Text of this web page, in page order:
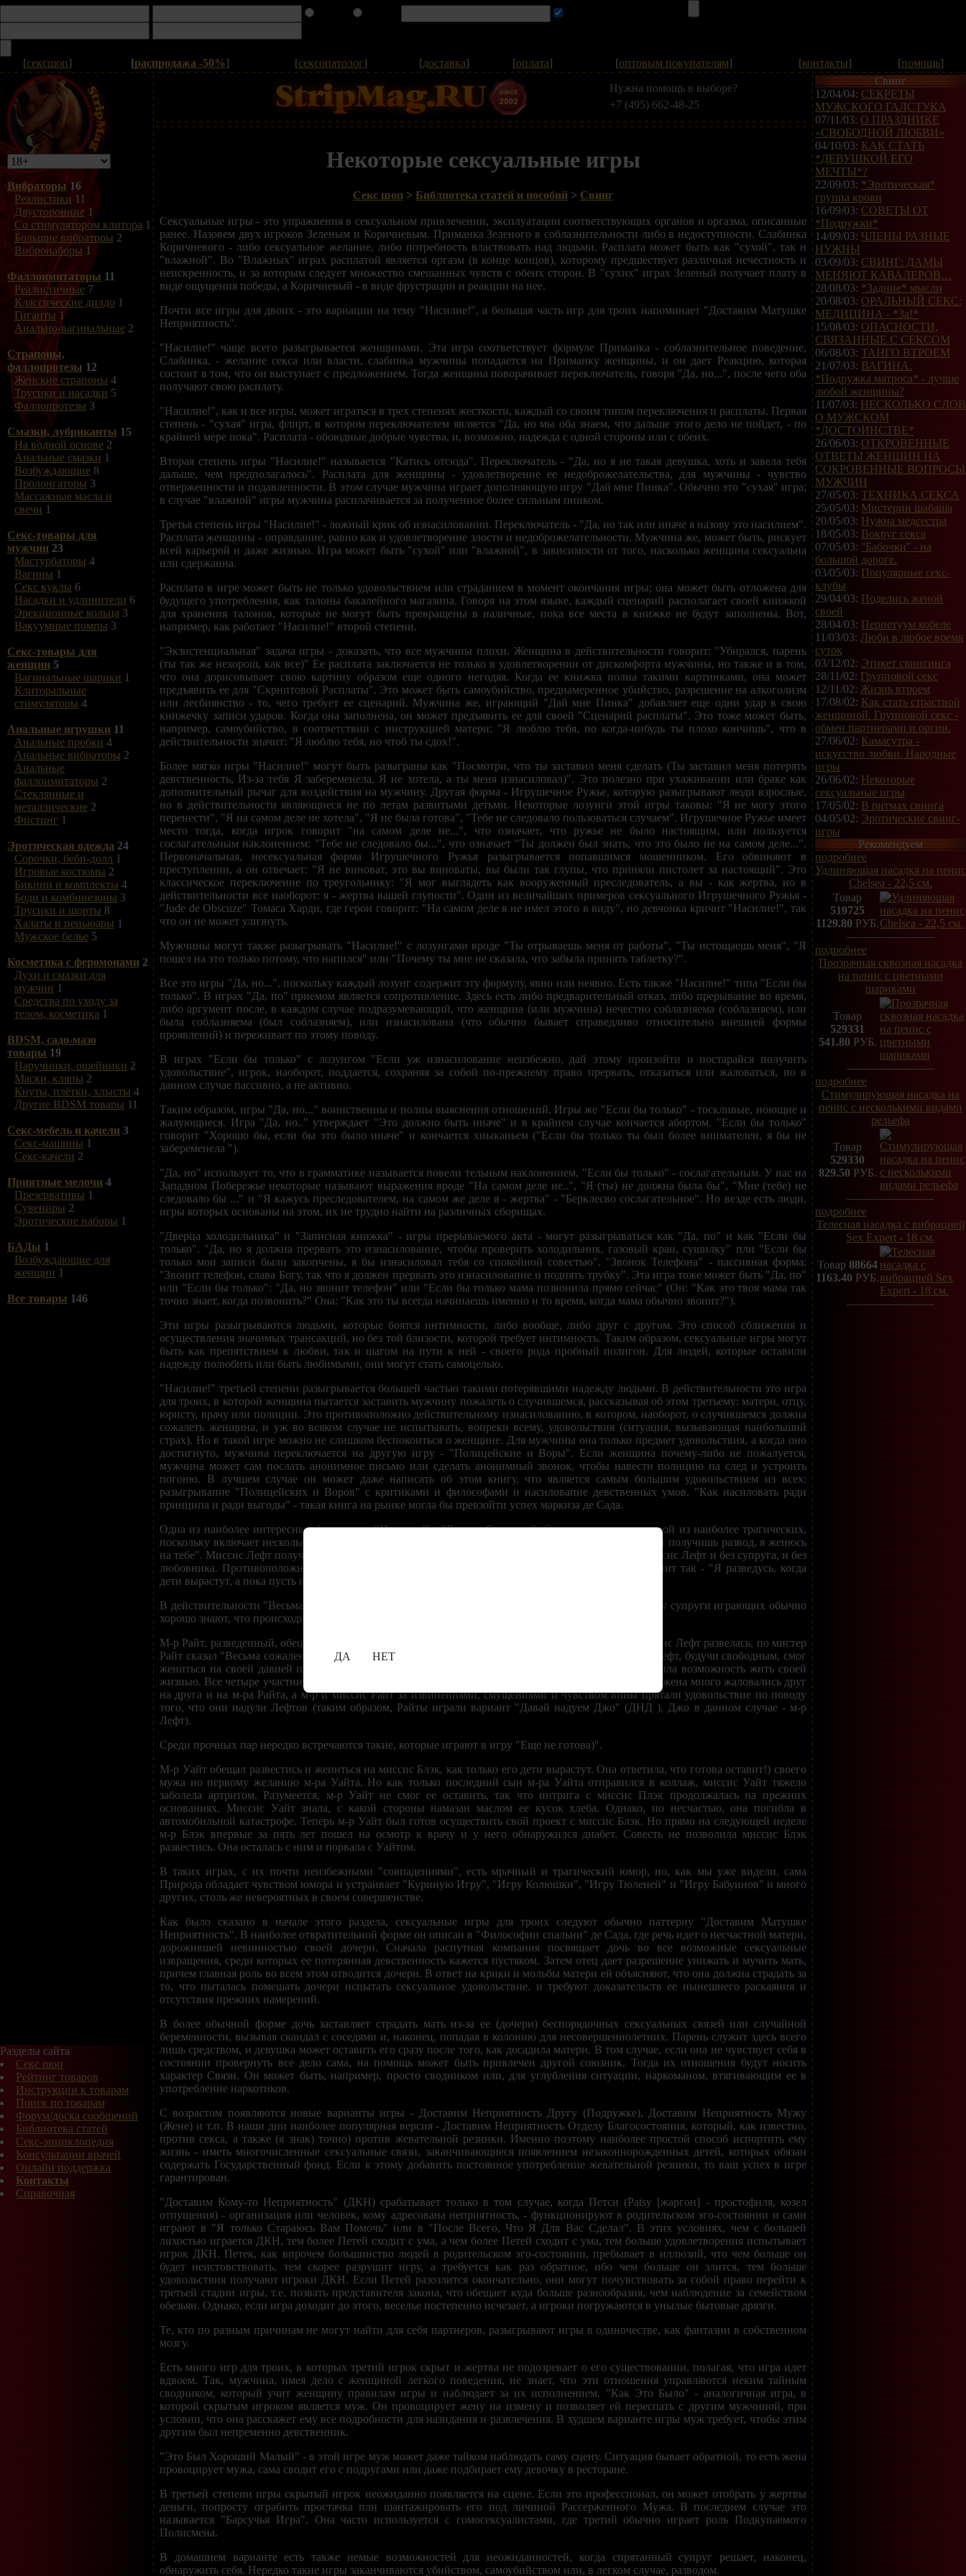
[сексшоп] [распродажа -50%] [сексопатолог] [доставка] [оплата] [оптовым покупателям] [контакты] [помощь]
Вибраторы 16
Реалистики 11
Двусторонние 1
Со стимулятором клитора 1
Большие вибраторы 2
Вибронаборы 1
Фаллоимитаторы 11
Реалистичные 7
Классические дилдо 1
Гиганты 1
Анально-вагинальные 2
Страпоны,
фаллопротезы 12
Женские страпоны 4
Трусики и насадки 5
Фаллопротезы 3
Смазки, лубриканты 15
На водной основе 2
Анальные смазки 1
Возбуждающие 8
Пролонгаторы 3
Массажные масла и
свечи 1
Секс-товары для
мужчин 23
Мастурбаторы 4
Вагины 1
Секс куклы 6
Насадки и удлинители 6
Эрекционные кольца 3
Вакуумные помпы 3
Секс-товары для
женщин 5
Вагинальные шарики 1
Клиторальные
стимуляторы 4
Анальные игрушки 11
Анальные пробки 4
Анальные вибраторы 2
Анальные
фаллоимитаторы 2
Стеклянные и
металлические 2
Фистинг 1
Эротическая одежда 24
Сорочки, беби-долл 1
Игровые костюмы 2
Бикини и комплекты 4
Боди и комбинезоны 3
Трусики и шорты 8
Халаты и пеньюары 1
Мужское белье 5
Косметика с феромонами 2
Духи и смазки для
мужчин 1
Средства по уходу за
телом, косметика 1
BDSM, садо-мазо
товары 19
Наручники, ошейники 2
Маски, кляпы 2
Кнуты, плётки, хлысты 4
Другие BDSM товары 11
Секс-мебель и качели 3
Секс-машины 1
Секс-качели 2
Приятные мелочи 4
Презервативы 1
Сувениры 2
Эротические наборы 1
БАДы 1
Возбуждающие для
женщин 1
Все товары 146
Разделы сайта
Секс шоп
Рейтинг товаров
Инструкции к товарам
Поиск по товарам
Форум/доска сообщений
Библиотека статей
Секс-энциклопедия
Консультации врачей
Онлайн поддержка
Контакты
Справочная
Нужна помощь в выборе?
+7 (495) 662-48-25
Некоторые сексуальные игры
Секс шоп > Библиотека статей и пособий > Свинг
Сексуальные игры - это упражнения в сексуальном привлечении, эксплуатации соответствующих органов и оргазма, описанные
ранее. Назовем двух игроков Зеленым и Коричневым. Приманка Зеленого в соблазнительности либо в недоступности. Слабинка
Коричневого - либо сексуальное желание, либо потребность властвовать над людьми. Расплата может быть как "сухой", так н
"влажной". Во "Влажных" играх расплатой является оргазм (в конце концов), которому предшествует различная нечестность н
неискренность, и за которым следует множество смешанных чувств с обеих сторон. В "сухих" играх Зеленый получает плату в
виде ощущения победы, а Коричневый - в виде фрустрацин и реакции на нее.
Почти все игры для двоих - это вариации на тему "Насилие!", а большая часть игр для троих напоминает "Доставим Матушке
Неприятность".
"Насилие!" чаще всего разыгрывается женщинами. Эта игра соответствует формуле Приманка - соблазнительное поведение,
Слабинка. - желание секса или власти, слабинка мужчины попадается на Приманку женщины, и он дает Реакцию, которая
состоит в том, что он выступает с предложением. Тогда женщина поворачивает переключатель, говоря "Да, но...", после чего оба
получают свою расплату.
"Насилие!", как и все игры, может играться в трех степенях жесткости, каждый со своим типом переключения и расплаты. Первая
степень - "сухая" игра, флирт, в котором переключателем является "Да, но мы оба знаем, что дальше этого дело не пойдет, - по
крайней мере пока". Расплата - обоюдные добрые чувства, и, возможно, надежда с одной стороны или с обеих.
Вторая степень игры "Насилие!" называется "Катись отсюда". Переключатель - "Да, но я не такая девушка, хоть и завела тебя
дальше, чем предполагалось". Расплата для женщины - удовлетворение ее недоброжелательства, для мужчины - чувство
отверженности и подавленности. В этом случае мужчина играет дополняющую игру "Дай мне Пинка". Обычно это "сухая" игра;
в случае "влажной" игры мужчина расплачивается за полученное более сильным пинком.
Третья степень игры "Насилие!" - ложный крик об изнасиловании. Переключатель - "Да, но так или иначе я назову это насилием".
Расплата женщины - оправдание, равно как и удовлетворение злости и недоброжелательности. Мужчина же, может быть, рискует
всей карьерой н даже жизнью. Игра может быть "сухой" или "влажной", в зависимости от того, насколько женщина сексуальна
или сдержанна.
Расплата в игре может быть не только удовольствием или страданием в момент окончания игры; она может быть отложена для
будущего употребления, как талоны бакалейного магазина. Говоря на этом языке, каждый сценарий располагает своей книжкой
для хранения талонов, которые не могут быть превращены в наличные, пока все места в книжке не будут заполнены. Вот,
например, как работает "Насилие!" второй степени.
"Экзистенциальная" задача игры - доказать, что все мужчины плохи. Женщина в действительности говорит: "Убирался, парень
(ты так же нехорош, как все)" Ее расплата заключается не только в удовлетворении от дискомфорта мужчины, но также и в том,
что она дорисовывает свою картину образом еще одного негодяя. Когда ее книжка полна такими картинками, она может
предъявить ее для "Скрнптовой Расплаты". Это может быть самоубийство, преднамеренное убийство, разрешение на алкоголизм
или лесбиянство - то, чего требует ее сценарий. Мужчина же, играющий "Дай мне Пинка" добавляет еще одни удар в свою
книжечку записи ударов. Когда она заполнена, он может предъявить ее для своей "Сценарий расплаты". Это тоже может быть,
например, самоубийство, в соответствии с инструкцией матери: "Я люблю тебя, по когда-нибудь ты плохо кончишь", что в
действительности значит: "Я люблю тебя, но чтоб ты сдох!".
Более мягко игры "Насилие!" могут быть разыграны как "Посмотри, что ты заставил меня сделать (Ты заставил меня потерять
девственность, Из-за тебя Я забеременела, Я не хотела, а ты меня изнасиловал)". Это полезно при ухаживании или браке как
дополнительный рычаг для воздействия на мужчину. Другая форма - Игрушечное Ружье, которую разыгрывают люди взрослые,
но в действительности являющиеся не по летам развитыми детьми. Некоторые лозунги этой игры таковы: "Я не могу этого
перенести", "Я на самом деле не хотела", "Я не была готова", "Тебе не следовало пользоваться случаем". Игрушечное Ружье имеет
место тогда, когда игрок говорит "на самом деле не...", что означает, что ружье не было настоящим, или пользуется
сослагательным наклонением: "Тебе не следовало бы...", что означает "Ты должен был знать, что это было не на самом деле...".
Первоначальная, несексуальная форма Игрушечного Ружья разыгрывается попавшимся мошенником. Его обвиняют в
преступлении, а он отвечает: "Я не виноват, это вы виноваты, вы были так глупы, что приняли пистолет за настоящий". Это
классическое переключение по треугольнику: "Я мог выглядеть как вооруженный преследователь, а вы - как жертва, но в
действительности все наоборот: я - жертва вашей глупости". Один из величайших примеров сексуального Игрушечного Ружья -
"Jude de Obscuze" Томаса Хардн, где герои говорит: "На самом деле я не имел этого в виду", но девчонка кричит "Насилие!", так
что он не может улизнуть.
Мужчины могут также разыгрывать "Насилие!" с лозунгами вроде "Ты отрываешь меня от работы", "Ты истощаешь меня", "Я
пошел на это только потому, что напился" или "Почему ты мне не сказала, что забыла принять таблетку?".
Все это игры "Да, но...", поскольку каждый лозунг содержит эту формулу, явно или неявно. Есть также "Насилие!" типа "Если бы
только". В играх "Да, по" приемом является сопротивление. Здесь есть либо предварительный отказ, либо прерывание во время,
либо аргумент после, в каждом случае подразумевающий, что женщина (или мужчина) нечестно соблазняема (соблазняем), или
была соблазняема (был соблазняем), или изнасилована (что обычно бывает справедливо относительно внешней формы
проявлений) и переживает по этому поводу.
В играх "Если бы только" с лозунгом "Если уж изнасилование неизбежно, дай этому произойти и постарайся получить
удовольствие", игрок, наоборот, поддается, сохраняя за собой по-прежнему право прервать, отказаться или жаловаться, по в
данном случае пассивно, а не активно.
Таким образом, игры "Да, но..." воинственны и полны выяснения отношений. Игры же "Если бы только" - тоскливые, ноющие и
жалующиеся. Игра "Да, но.." утверждает "Это должно быть иначе" и в крайнем случае кончается абортом. "Если бы только"
говорит "Хорошо бы, если бы это было иначе" и кончается хныканьем ("Если бы только ты был более внимателен, я бы не
забеременела ").
"Да, но" использует то, что в грамматике называется повели тельным наклонением, "Если бы только" - сослагательным. У нас на
Западном Побережье некоторые называют выражения вроде "На самом деле не..", "Я (ты) не должна была бы", "Мне (тебе) не
следовало бы ..." и "Я кажусь преследователем, на самом же деле я - жертва" - "Берклесво сослагательное". Но везде есть люди,
игры которых основаны на этом, их не трудно найти на различных сборищах.
"Дверца холодильника" и "Записная книжка" - игры прерываемого акта - могут разыгрываться как "Да, по" и как "Если бы
только". "Да, но я должна прервать это изнасилование, чтобы проверить холодильник, газовый кран, сушилку" пли "Если бы
только мои записи были закопчены, я бы изнасиловал тебя со спокойной совестью". "Звонок Телефона" - пассивная форма:
"Звонит телефон, слава Богу, так что я должен прервать это изнасилование и поднять трубку". Эта игра тоже может быть "Да, по"
или "Если бы только": "Да, но звонит телефон" или "Если бы только мама позвонила прямо сейчас" (Он: "Как это твоя мама так
точно знает, когда позвонить?" Она: "Как это ты всегда начинаешь именно и то время, когда мама обычно звонит?").
Эти игры разыгрываются людьми, которые боятся интимности, либо вообще, либо друг с другом. Это способ сближения и
осуществления значимых трансакций, но без той близости, которой требует интимность. Таким образом, сексуальные игры могут
быть как препятствием к любви, так и шагом на пути к ней - своего рода пробный полигон. Для людей, которые оставили
надежду полюбить или быть любимыми, они могут стать самоцелью.
"Насилие!" третьей степени разыгрывается большей частью такими потерявшими надежду людьми. В действительности это игра
для троих, в которой женщина пытается заставить мужчину пожалеть о случившемся, рассказывая об этом третьему: матери, отцу,
юристу, врачу или полиции. Это противоположно действительному изнасилованию, в котором, наоборот, о случившемся должна
сожалеть женщина, и уж во всяком случае не испытывать, вопреки всему, удовольствия (ситуация, вызывающая наибольший
страх). Но в такой игре можно не слишком беспокоиться о женщине. Для мужчины она только предмет удовольствия, а когда оно
достигнуто, мужчина переключается на другую игру - "Полицейские и Воры". Если женщина почему-либо не пожалуется,
мужчина может сам послать анонимное письмо или сделать анонимный звонок, чтобы навести полицию па след и устроить
погоню. В лучшем случае он может даже написать об этом книгу, что является самым большим удовольствием из всех:
разыгрывапие "Полицейских и Воров" с критиками и философами и насиловапне девственных умов. "Как насиловать ради
принципа и ради выгоды" - такая книга на рынке могла бы превзойти успех маркиза де Сада.
Одна из наиболее интересных форм игры "Насилие!" - "Весьма Сожалею". Она является также одной из наиболее трагических,
поскольку включает нескольких людей, и часто - детей. Мистер Райт говорит миссис Лефт: "Если ты получишь развод, я женюсь
на тебе". Миссис Лефт получает развод, и мистер Райт говорит: "Извини, я передумал", оставляя миссис Лефт и без супруга, и без
любовника. Противоположностью является игра "Еще не готова)", типичный лозунг, который звучит так - "Я разведусь, когда
дети вырастут, а пока пусть все будет так как есть".
В действительности "Весьма сожалею" и "Еще не готока)" - игры для троих или четверых, поскольку супруги играющих обычно
хорошо знают, что происходит. Вот пример.
М-р Райт, разведенный, обещал миссис Лефт, что он женится на ней, если она получит развод. Миссис Лефт развелась, по мистер
Райт сказал "Весьма сожалею" и вскоре вновь женился на своей прежней жене. Тем временем м-р Лефт, будучи свободным, смог
жениться на своей давней приятельнице. Миссис Лефт которая вообще не любила мужчин, получила возможность жить своей
жизнью. Все четыре участника извлекли из ситуации максимум возможного: м-р Лефт и его бывшая жена много жаловались друг
на друга и на м-ра Райта, а м-р и миссис Райт за извинениями, смущениями и чувством вины прятали удовольствие по поводу
того, что они надули Лефтов (таким образом, Райты играли вариант "Давай надуем Джо" (ДНД ), Джо в данном случае - м-р
Лефт).
Среди прочных пар нередко встречаются такие, которые играют в игру "Еще не готова)".
М-р Уайт обещал развестись и жениться на миссис Блэк, как только его дети вырастут. Она ответила, что готова оставит!) своего
мужа но первому желанию м-ра Уайта. Но как только последний сын м-ра Уайта отправился в коллаж, миссис Уайт тяжело
заболела артритом. Разумеется, м-р Уайт не смог ее оставить, так что интрига с миссис Плэк продолжалась на прежних
основаниях. Миссис Уайт знала, с какой стороны намазан маслом ее кусок хлеба. Однако, по несчастью, она погибла в
автомобильной катастрофе. Теперь м-р Уайт был готов осуществить свой проект с миссис Блэк. Но прямо на следующей неделе
м-р Блэк впервые за пять лет пошел на осмотр к врачу и у него обнаружился диабет. Совесть не позволила миссис Блэк
развестись. Она осталась с ним и порвала с Уайтом.
В таких играх, с их почти неизбежными "совпадениями", есть мрачный и трагический юмор, но, как мы уже видели, сама
Природа обладает чувством юмора и устраивает "Куриную Игру", "Игру Колюшки", "Игру Тюленей" и "Игру Бабуинов" и много
других, столь же невероятных в своем совершенстве.
Как было сказано в начале этого раздела, сексуальные игры для троих следуют обычно паттерну "Доставим Матушке
Неприятность". В наиболее отвратительной форме он описан в "Философии спальни" де Сада, где речь идет о несчастной матери,
дорожившей невинностью своей дочери. Сначала распутная компания посвящает дочь во все возможные сексуальные
извращения, среди которых ее потерянная девственность кажется пустяком. Затем отец дает разрешение унижать и мучить мать,
причем главная роль во всем этом отводится дочери. В ответ на крики и мольбы матери ей объясняют, что она должна страдать за
то, что пыталась помешать дочери испытать сексуальное удовольствие. и требуют доказательств ее нынешнего раскаяния и
отсутствия прежних намерений.
В более обычной форме дочь заставляет страдать мать из-за ее (дочери) беспорядочных сексуальных связей или случайной
беременности, вызывая скандал с соседями и, наконец, попадая в колонию для несовершеннолетних. Парень служит здесь всего
лишь средством, и девушка может оставить его сразу после того, как досадила матери. В том случае, если она не чувствует себя в
состоянии провернуть все дело сама, на помощь может быть привлечен другой союзник. Тогда их отношения будут носить
характер Связи. Он может быть, например, просто сводником или, для углубления ситуации, наркоманом, втягивающим ее в
употребление наркотиков.
С возрастом появляются новые варианты игры - Доставим Неприятность Другу (Подружке), Доставим Неприятность Мужу
(Жене) и т.п. В наши дни наиболее популярная версия - Доставим Неприятность Отделу Благосостояния, который, как известно,
против секса, а также (я знак) точно) против жевательной резинки. Именно поэтому наиболее простой способ испортить ему
жизнь - иметь многочисленные сексуальные связи, заканчивающиеся появлением незаконнорожденных детей, которых обязан
содержать Государственный фонд. Если к этому добавить постоянное употребление жевательной резинки, то ваш успех в игре
гарантирован.
"Доставим Кому-то Неприятность" (ДКН) срабатывает только в том случае, когда Петси (Patsy [жаргон] - простофиля, козел
отпущения) - организация или человек, кому адресована неприятность, - функционируют в родительском эго-состоянии и сами
играют в "Я только Стараюсь Вам Помочь" или в "После Всего, Что Я Для Вас Сделал". В этих условиях, чем с большей
лихостью играется ДКН, тем более Петей сходит с ума, а чем более Петей сходит с ума, тем больше удовлетворения испытывает
игрок ДКН. Петек, как впрочем большинство людей в родительском эго-состоянии, пребывает в иллюзий, что чем больше он
будет неистовствовать, тем скорее разрушит игру, а требуется как раз обратное, ибо чем больше он злится, тем больше
удовольствия получают игроки ДКН. Если Петей разозлится окончательно, они могут почувствовать за собой право перейти к
третьей стадии игры, т.е. позвать представителя закона, что обещает куда больше разнообразия, чем наблюдение за семейством
обезьян. Однако, если игра доходит до этого, веселье постепенно исчезает, а игроки погружаются в унылые бытовые дрязги.
Те, кто по разным причинам не могут найти для себя партнеров, разыгрывают игры в одиночестве, как фантазии в собственном
мозгу.
Есть много игр для троих, в которых третий игрок скрыт и жертва не подозревает о его существовании, полагая, что игра идет
вдвоем. Так, мужчина, имея дело с женщиной легкого поведения, не знает, что эти отношения управляются неким тайным
сводником, который учит женщину правилам игры и наблюдает за их исполнением. "Как Это Было" - аналогичная игра, в
которой скрытым игроком является муж. Он провоцирует жену на измену и позволяет ей переспать с другим мужчиной, при
условии, что она расскажет ему все подробности для назидания и развлечения. В худшем варианте игры муж требует, чтобы этим
другим был непременно девственник.
"Это Был Хороший Малый" - в этой игре муж может даже тайком наблюдать саму сцену. Ситуация бывает обратной, то есть жена
провоцирует мужа, сама сводит его с подругами или даже подбирает ему девочку в ресторане.
В третьей степени игры скрытый игрок неожиданно появляется на сцене. Если это профессионал, он может отобрать у жертвы
деньги, попросту ограбить простачка плн шантажировать его под личиной Рассерженного Мужа. В последнем случае это
называется "Барсучья Игра". Она часто используется с гомосексуалистами, где третий обычно играет роль Подкупаемого
Полисмена.
В домашнем варианте есть также немые возможностей для неожиданностей, когда спрятанный супруг решает, наконец,
обнаружить себя. Нередко такие игры заканчиваются убийством, самоубийством или, в легком случае, разводом.
Свинг
12/04/04: СЕКРЕТЫ
МУЖСКОГО ГАЛСТУКА
07/11/03: О ПРАЗДНИКЕ
«СВОБОДНОЙ ЛЮБВИ»
04/10/03: КАК СТАТЬ
*ДЕВУШКОЙ ЕГО
МЕЧТЫ*?
22/09/03: *Эротическая*
группа крови
16/09/03: СОВЕТЫ ОТ
*Подружки*
14/09/03: ЧЛЕНЫ РАЗНЫЕ
НУЖНЫ
03/09/03: СВИНГ: ДАМЫ
МЕНЯЮТ КАВАЛЕРОВ…
28/08/03: *Задние* мысли
20/08/03: ОРАЛЬНЫЙ СЕКС:
МЕДИЦИНА - *За!*
15/08/03: ОПАСНОСТИ,
СВЯЗАННЫЕ С СЕКСОМ
06/08/03: TAНГO ВТРОЕМ
21/07/03: ВАГИНА.
*Подружка матроса* - лучше
любой женщины?
11/07/03: НЕСКОЛЬКО СЛОВ
О МУЖСКОМ
*ДОСТОИНСТВЕ*
26/06/03: ОТКРОВЕННЫЕ
ОТВЕТЫ ЖЕНЩИН НА
СОКРОВЕННЫЕ ВОПРОСЫ
МУЖЧИН
27/05/03: ТЕХНИКА СЕКСА
25/05/03: Мистерии шабаша
20/05/03: Нужна медсестра
18/05/03: Вокруг секса
07/05/03: ''Бабочки'' - на
большой дороге.
03/05/03: Популярные секс-
клубы
29/04/03: Поделись женой
своей
28/04/03: Перпетуум кобеле
11/03/03: Люби в любое время
суток
03/12/02: Этикет свингинга
28/11/02: Групповой секс
12/11/02: Жизнь втроем
17/08/02: Как стать страстной
женщиной. Групповой секс -
обмен партнерами и оргии.
27/06/02: Камасутра -
искусство любви. Народные
игры
26/06/02: Некоторые
сексуальные игры
17/05/02: В ритмах свинга
04/05/02: Эротические свинг-
игры
Рекомендуем
подробнее
Удлиняющая насадка на пенис
Chelsea - 22,5 см.
Товар
519725
1129.80 РУБ.
подробнее
Прозрачная сквозная насадка
на пенис с цветными
шариками
Товар
529331
541.80РУБ.
подробнее
Стимулирующая насадка на
пенис с несколькими видами
рельефа
Товар
529330
829.50РУБ.
подробнее
Телесная насадка с вибрацией
Sex Expert - 18 см.
Товар 88664
1163.40 РУБ.
ДА НЕТ